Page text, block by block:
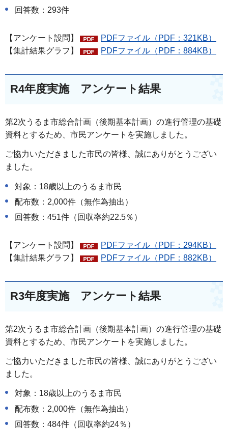
回答数：293件
【アンケート設問】
PDFファイル（PDF：321KB）
【集計結果グラフ】
PDFファイル（PDF：884KB）
R4年度実施 アンケート結果
第2次うるま市総合計画（後期基本計画）の進行管理の基礎
資料とするため、市民アンケートを実施しました。
ご協力いただきました市民の皆様、誠にありがとうござい
ました。
対象：18歳以上のうるま市民
配布数：2,000件（無作為抽出）
回答数：451件（回収率約22.5％）
【アンケート設問】
PDFファイル（PDF：294KB）
【集計結果グラフ】
PDFファイル（PDF：882KB）
R3年度実施 アンケート結果
第2次うるま市総合計画（後期基本計画）の進行管理の基礎
資料とするため、市民アンケートを実施しました。
ご協力いただきました市民の皆様、誠にありがとうござい
ました。
対象：18歳以上のうるま市民
配布数：2,000件（無作為抽出）
回答数：484件（回収率約24％）